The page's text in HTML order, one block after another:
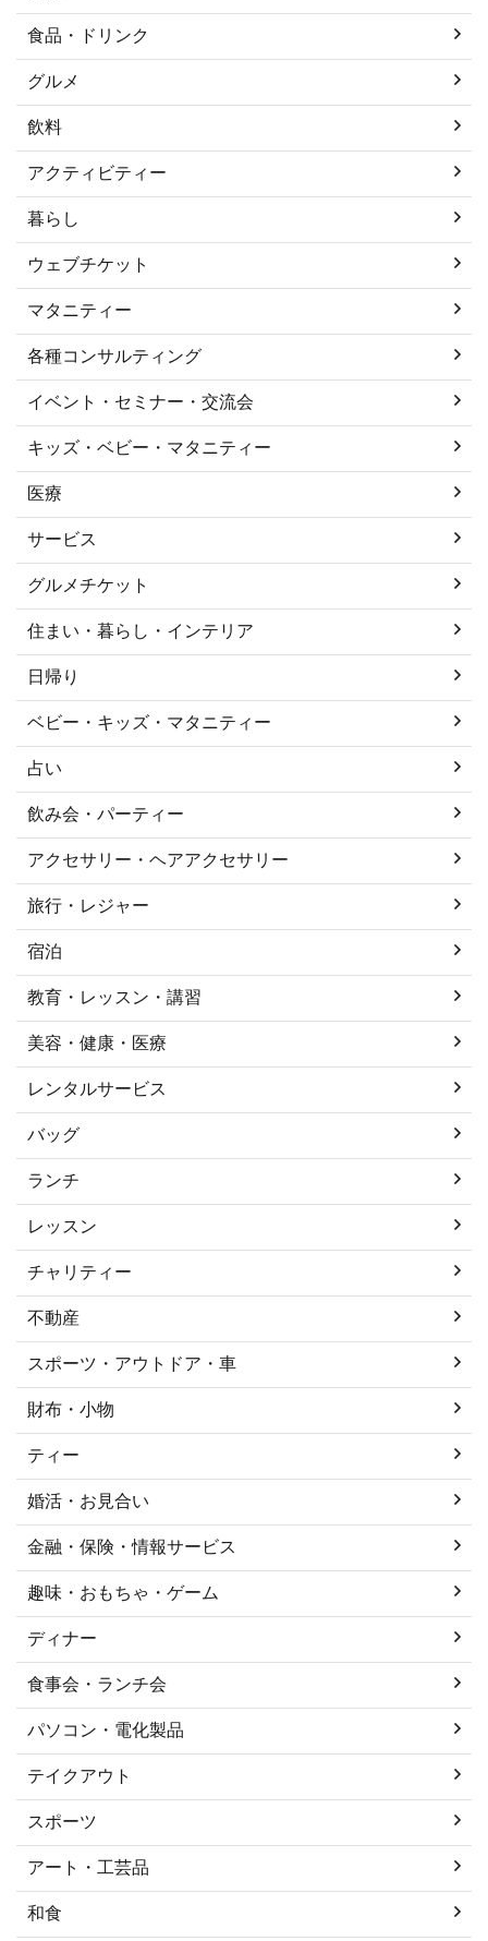
食品・ドリンク
グルメ
飲料
アクティビティー
暮らし
ウェブチケット
マタニティー
各種コンサルティング
イベント・セミナー・交流会
キッズ・ベビー・マタニティー
医療
サービス
グルメチケット
住まい・暮らし・インテリア
日帰り
ベビー・キッズ・マタニティー
占い
飲み会・パーティー
アクセサリー・ヘアアクセサリー
旅行・レジャー
宿泊
教育・レッスン・講習
美容・健康・医療
レンタルサービス
バッグ
ランチ
レッスン
チャリティー
不動産
スポーツ・アウトドア・車
財布・小物
ティー
婚活・お見合い
金融・保険・情報サービス
趣味・おもちゃ・ゲーム
ディナー
食事会・ランチ会
パソコン・電化製品
テイクアウト
スポーツ
アート・工芸品
和食